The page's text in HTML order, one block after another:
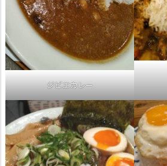
ジビエカレー